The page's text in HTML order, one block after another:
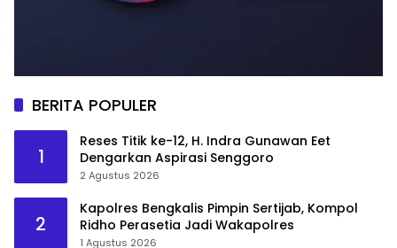
BERITA POPULER
1
Reses Titik ke-12, H. Indra Gunawan Eet
Dengarkan Aspirasi Senggoro
2 Agustus 2026
2
Kapolres Bengkalis Pimpin Sertijab, Kompol
Ridho Perasetia Jadi Wakapolres
1 Agustus 2026